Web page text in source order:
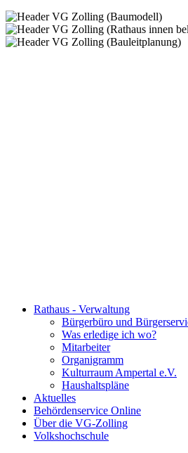
Rathaus - Verwaltung
Bürgerbüro und
Was erledige ich wo?
Mitarbeiter
Organigramm
Kulturraum Ampertal e.V.
Haushaltspläne
Aktuelles
Behördenservice Online
Über die VG-Zolling
Volkshochschule